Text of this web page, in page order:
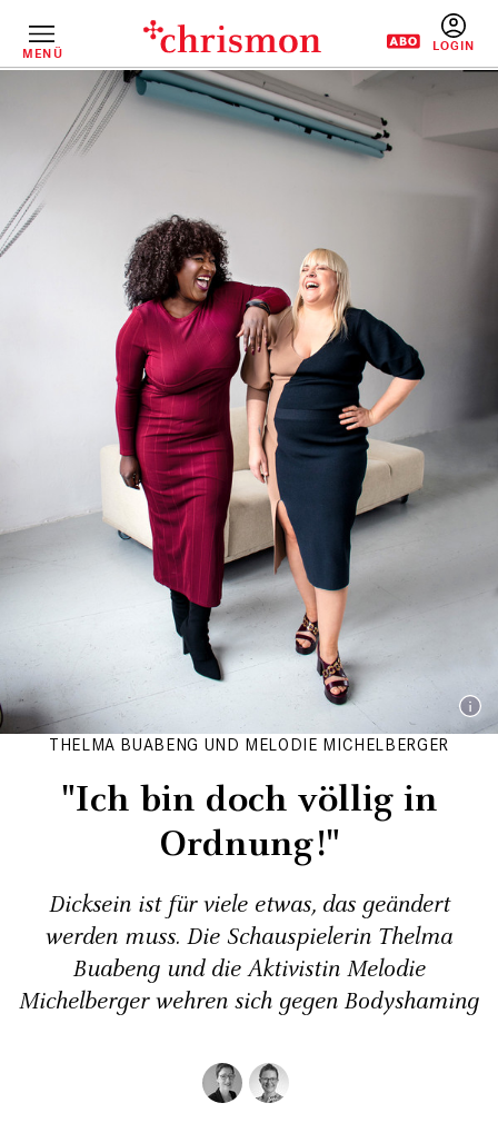
InhaltMENÜ
THELMA BUABENG UND MELODIE MICHELBERGER
"Ich bin doch ­völlig in
Ordnung!"
Dicksein ist für viele etwas, das geändert
werden muss. Die Schauspielerin Thelma
Buabeng und die Aktivistin Melodie
Michelberger wehren sich gegen Bodyshaming